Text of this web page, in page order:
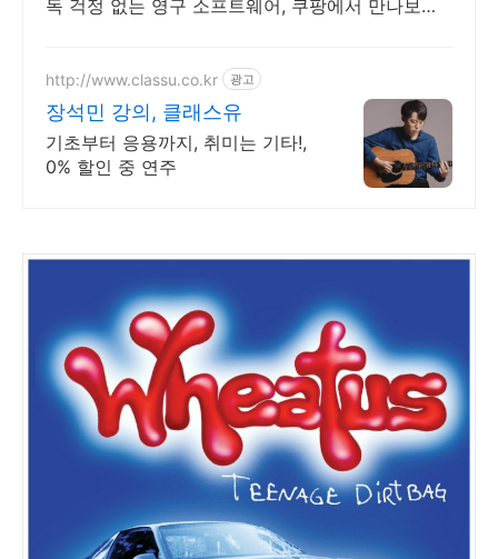
독 걱정 없는 영구 소프트웨어, 쿠팡에서 만나보세
http://www.classu.co.kr 광고
장석민 강의, 클래스유
기초부터 응용까지, 취미는 기타!,
0% 할인 중 연주